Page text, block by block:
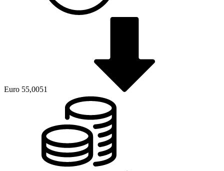
Euro 55,0051